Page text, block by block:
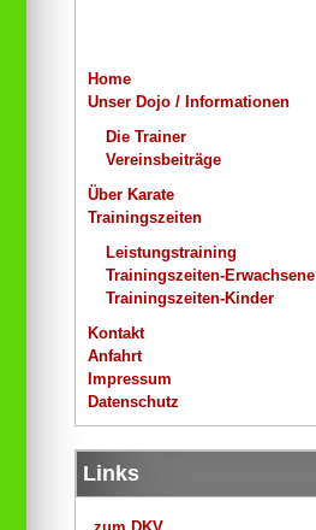
Home
Unser Dojo / Informationen
Die Trainer
Vereinsbeiträge
Über Karate
Trainingszeiten
Leistungstraining
Trainingszeiten-Erwachsene
Trainingszeiten-Kinder
Kontakt
Anfahrt
Impressum
Datenschutz
Links